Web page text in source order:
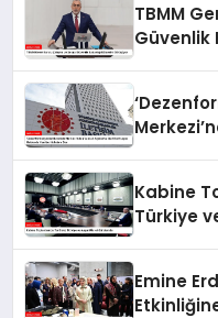
TBMM
Güvenlik
Kabine
Türkiye
Emine